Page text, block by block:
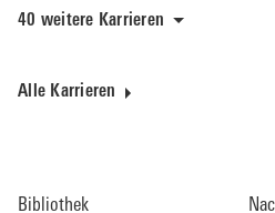
40 weitere Karrieren
Alle Karrieren
Bibliothek